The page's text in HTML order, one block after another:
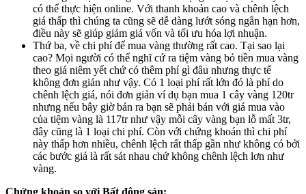
có thể thực hiện online. Với thanh khoản cao và chênh lệch
giá thấp thì chúng ta cũng sẽ dễ dàng lướt sóng ngắn hạn hơn,
điều này sẽ giúp giảm giá vốn và tối ưu hóa lợi nhuận.
Thứ ba, về chi phí để mua vàng thường rất cao. Tại sao lại
cao? Mọi người có thể nghĩ cứ ra tiệm vàng bỏ tiền mua vàng
theo giá niêm yết chứ có thêm phí gì đâu nhưng thực tế
không đơn giản như vậy. Có 1 loại phí rất lớn đó là phí do
chênh lệch giá, nói đơn giản ví dụ bạn mua 1 cây vàng 120tr
nhưng nếu bây giờ bán ra bạn sẽ phải bán với giá mua vào
của tiệm vàng là 117tr như vậy mỗi cây vàng bạn lỗ mất 3tr,
đây cũng là 1 loại chi phí. Còn với chứng khoán thì chi phí
này thấp hơn nhiều, chênh lệch rất thấp gần như không có bởi
các bước giá là rất sát nhau chứ không chênh lệch lơn như
vàng.
Chứng khoán so với Bất động sản: